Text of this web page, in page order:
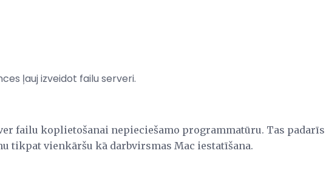
ļauj izveidot failu serveri.
failu koplietošanai nepieciešamo programmatūru. Tas padarīs
tikpat vienkāršu kā darbvirsmas Mac iestatīšana.